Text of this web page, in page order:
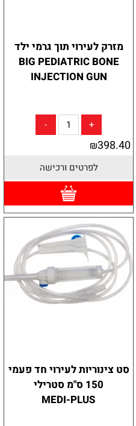
מזרק לעירוי תוך גרמי ילד
BIG PEDIATRIC BONE
INJECTION GUN
₪398.40
לפרטים ורכישה
סט צינוריות לעירוי חד פעמי
150 ס"מ סטרילי
MEDI-PLUS